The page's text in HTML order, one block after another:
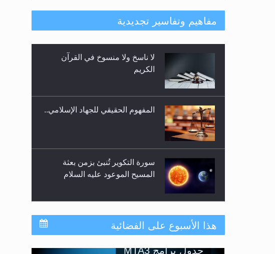
هل يُحسب حول الزكاة وفق السنة
الميلادية أو الهجرية؟
هل يجوز فتح مشروع كوافير نسائي
للمحجبات وغير المحجبات؟
مفاهيم وتفاسير تجديدية
لا ناسخ ولا منسوخ في القرآن
الكريم
المفهوم الحقيقي للجهاد الإسلامي..
سورة التكوير تُنبئ بزمن بعثة
المسيح الموعود عليه السلام
حقيقة المسيح الدجال
هذا الأسبوع على الفضائية
جدول برامج MTA3